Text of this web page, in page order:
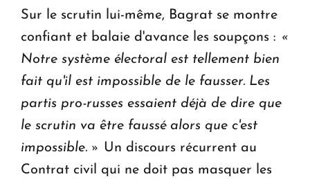
Sur le scrutin lui-même, Bagrat se montre
confiant et balaie d'avance les soupçons : «
Notre système électoral est tellement bien
fait qu'il est impossible de le fausser. Les
partis pro-russes essaient déjà de dire que
le scrutin va être faussé alors que c'est
impossible. » Un discours récurrent au
Contrat civil qui ne doit pas masquer les